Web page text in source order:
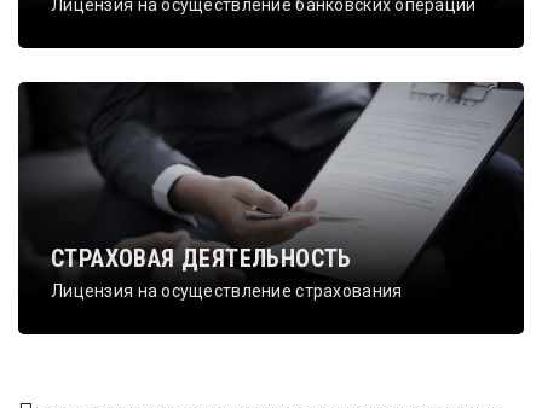
Лицензия на осуществление банковских операций
СТРАХОВАЯ ДЕЯТЕЛЬНОСТЬ
Лицензия на осуществление страхования